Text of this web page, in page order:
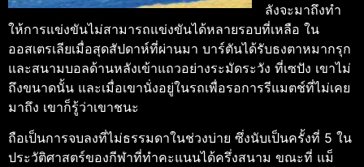
ลังจะมาถึงทํา
ให้การแข่งขันไม่สามารถแข่งขันได้หลายรอบที่เหลือ ใน
ออสเตรเลียเมื่อสุดสัปดาห์ที่ผ่านมา บาร์ตันได้รับธงตาหมากรุก
และสนามบอลด้านหลังเข้าแถวอย่างระมัดระวัง ที่เซปัง เขาไม่
ถึงขนาดนั้น และเมื่อเขานั่งอยู่ในรถเพื่อรอการรีแมตช์ที่ไม่เคย
มาถึง เขาก็รู้ว่าเขาชนะ
ถือเป็นการจบลงที่ไม่ธรรมดาในช่วงบ่าย ซึ่งนับเป็นครั้งที่ 5 ใน
ประวัติศาสตร์ของกีฬาที่ทำคะแนนได้ครึ่งสนาม ขณะที่ แม็